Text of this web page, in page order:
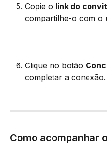
Copie o link do
compartilhe-o com o
Clique no botão
completar a conexão.
Como acompanhar